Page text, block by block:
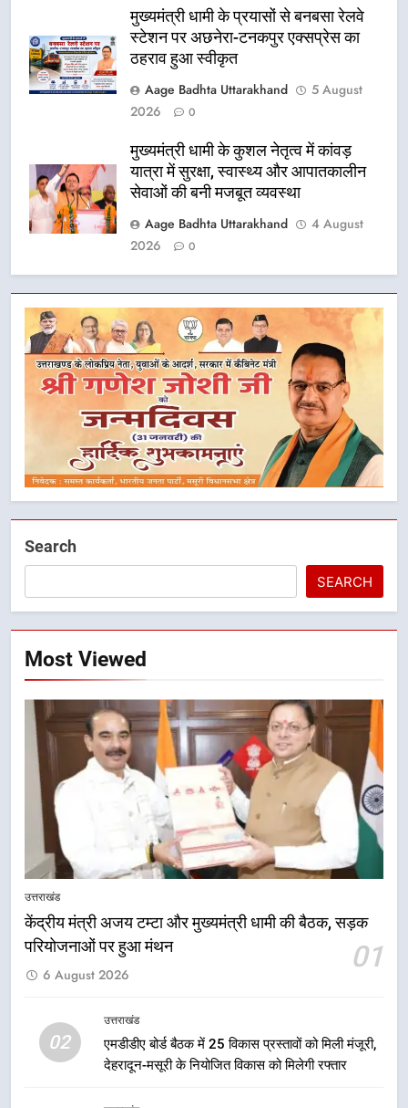
मुख्यमंत्री धामी के प्रयासों से बनबसा रेलवे
स्टेशन पर अछनेरा-टनकपुर एक्सप्रेस का
ठहराव हुआ स्वीकृत
Aage Badhta Uttarakhand
5 August
2026
0
मुख्यमंत्री धामी के कुशल नेतृत्व में कांवड़
यात्रा में सुरक्षा, स्वास्थ्य और आपातकालीन
सेवाओं की बनी मजबूत व्यवस्था
Aage Badhta Uttarakhand
4 August
2026
0
Search
SEARCH
Most Viewed
उत्तराखंड
केंद्रीय मंत्री अजय टम्टा और मुख्यमंत्री धामी की बैठक, सड़क
परियोजनाओं पर हुआ मंथन
01
6 August 2026
02
उत्तराखंड
एमडीडीए बोर्ड बैठक में 25 विकास प्रस्तावों को मिली मंजूरी,
देहरादून-मसूरी के नियोजित विकास को मिलेगी रफ्तार
मुख्यमंत्री धामी के नेतृत्व में मसूरी बन रही
विकास और पर्यटन का नया केंद्र
6
आपदा के मलबे से उम्मीद की नई सुबह,
मुख्यमंत्री धामी ने ₹33 करोड़ के विकास
और राहत कार्यों से धराली को फिर खड़ा
कर बनाया भरोसे का प्रतीक
उत्तराखंड
मंत्री गणेश जोशी ने किसानों से संवाद कर
उन्हें सरकार की विभिन्न कृषि एवं बागवानी
का आह्वान किया
8